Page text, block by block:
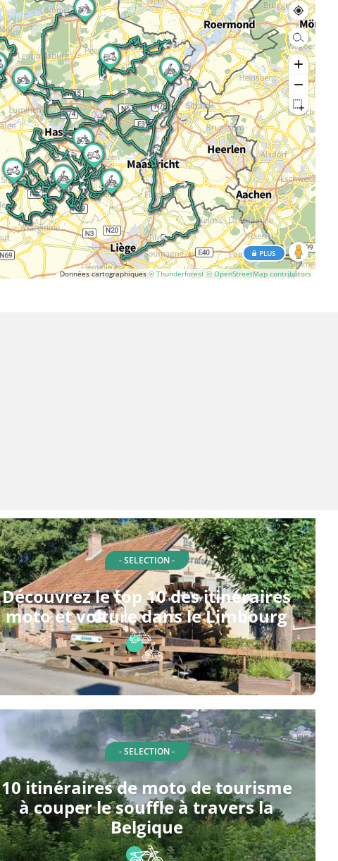
Données cartographiques © Thunderforest © OpenStreetMap contributors
PLUS
- SELECTION -
Découvrez le top 10 des itinéraires
moto et voiture dans le Limbourg
- SELECTION -
10 itinéraires de moto de tourisme
à couper le souffle à travers la
Belgique